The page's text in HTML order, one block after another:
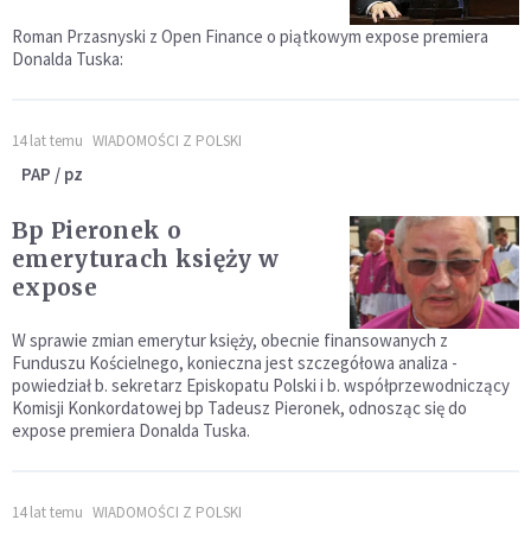
Roman Przasnyski z Open Finance o piątkowym expose premiera
Donalda Tuska:
14 lat temu WIADOMOŚCI Z POLSKI
PAP / pz
Bp Pieronek o
emeryturach księży w
expose
W sprawie zmian emerytur księży, obecnie finansowanych z
Funduszu Kościelnego, konieczna jest szczegółowa analiza -
powiedział b. sekretarz Episkopatu Polski i b. współprzewodniczący
Komisji Konkordatowej bp Tadeusz Pieronek, odnosząc się do
expose premiera Donalda Tuska.
14 lat temu WIADOMOŚCI Z POLSKI